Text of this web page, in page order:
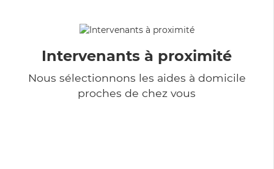
Intervenants à proximité
Nous sélectionnons les aides à domicile
proches de chez vous